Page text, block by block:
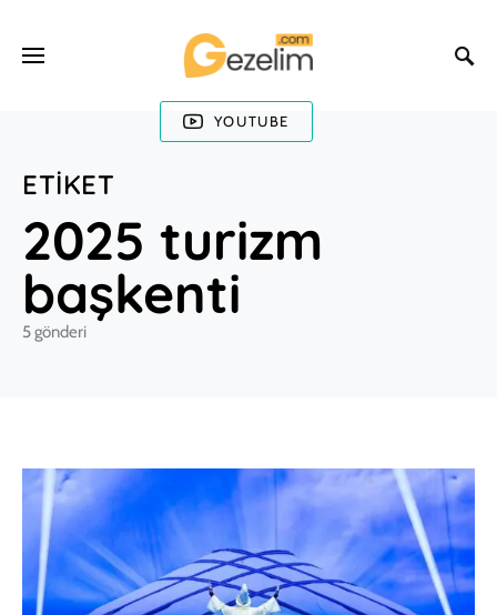
YOUTUBE
ETIKET
2025 turizm
başkenti
5 gönderi